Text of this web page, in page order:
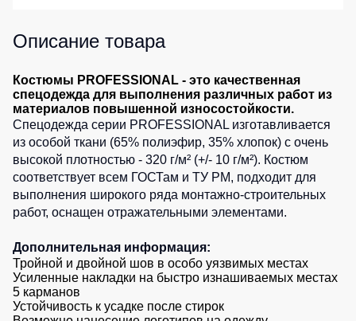
Батники
на
молнии
Батники
Tours
Свитшоты
Худи
батники
Детские
Описание товара
Костюмы PROFESSIONAL - это качественная
спецодежда для выполнения различных работ из
материалов повышенной износостойкости.
Спецодежда серии PROFESSIONAL изготавливается
из особой ткани (65% полиэфир, 35% хлопок) с очень
высокой плотностью - 320 г/м² (+/- 10 г/м²). Костюм
соответствует всем ГОСТам и ТУ РМ, подходит для
выполнения широкого ряда монтажно-строительных
работ, оснащен отражательными элементами.
Дополнительная информация:
Тройной и двойной шов в особо уязвимых местах
Усиленные накладки на быстро изнашиваемых местах
5 карманов
Устойчивость к усадке после стирок